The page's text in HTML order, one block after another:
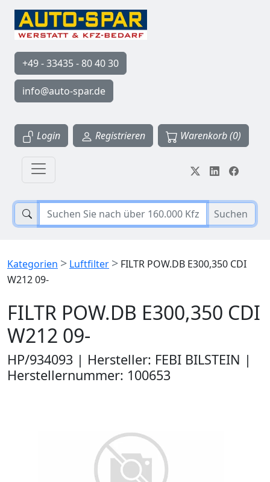
+49 - 33435 - 80 40 30
info@auto-spar.de
Login Registrieren Warenkorb (0)
Suchen
Kategorien > Luftfilter > FILTR POW.DB E300,350 CDI
W212 09-
FILTR POW.DB E300,350 CDI
W212 09-
HP/934093 | Hersteller: FEBI BILSTEIN |
Herstellernummer: 100653